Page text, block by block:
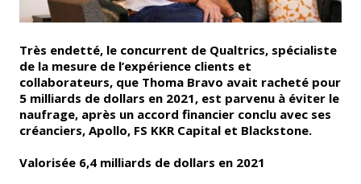
Très endetté, le concurrent de Qualtrics, spécialiste
de la mesure de l’expérience clients et
collaborateurs, que Thoma Bravo avait racheté pour
5 milliards de dollars en 2021, est parvenu à éviter le
naufrage, après un accord financier conclu avec ses
créanciers, Apollo, FS KKR Capital et Blackstone.
Valorisée 6,4 milliards de dollars en 2021